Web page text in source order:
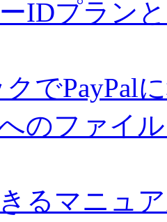
IDプラン
でPayPal
のファイ
るマニュ